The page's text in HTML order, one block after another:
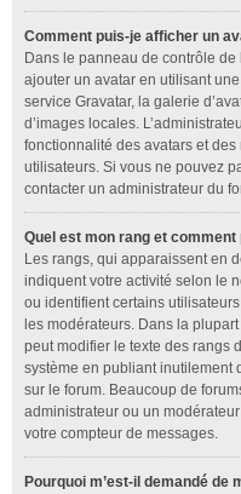
Comment puis-je afficher un
Dans le panneau de contrôle de
ajouter un avatar en utilisant
service Gravatar, la galerie
d’images locales.
fonctionnalité des avatars et
utilisateurs. Si vous ne pouvez
contacter un administrateur du
Quel est mon rang et
Les rangs, qui apparaissent en
indiquent votre activité selon le
ou identifient certains
les modérateurs. Dans la
peut modifier le texte des rangs
système en publiant inutilement
sur le forum. Beaucoup de
administrateur ou un
votre compteur de messages.
Pourquoi m’est-il demandé